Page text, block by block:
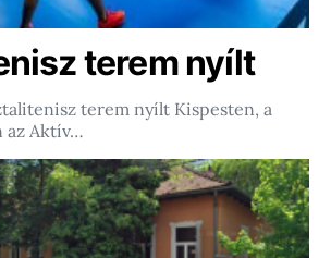
terem nyílt
terem nyílt Kispesten, a
az Aktív…